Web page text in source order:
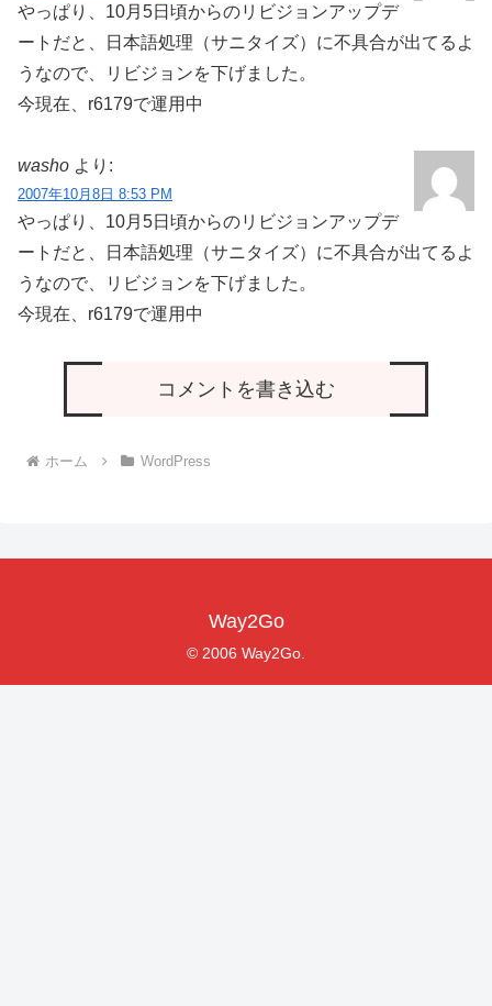
やっぱり、10月5日頃からのリビジョンアップデ
ートだと、日本語処理（サニタイズ）に不具合が出てるよ
うなので、リビジョンを下げました。
今現在、r6179で運用中
washo より:
2007年10月8日 8:53 PM
やっぱり、10月5日頃からのリビジョンアップデ
ートだと、日本語処理（サニタイズ）に不具合が出てるよ
うなので、リビジョンを下げました。
今現在、r6179で運用中
コメントを書き込む
ホーム WordPress
Way2Go
© 2006 Way2Go.